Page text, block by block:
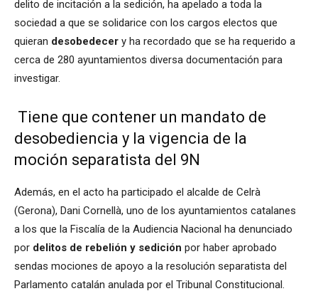
delito de incitación a la sedición, ha apelado a toda la
sociedad a que se solidarice con los cargos electos que
quieran desobedecer y ha recordado que se ha requerido a
cerca de 280 ayuntamientos diversa documentación para
investigar.
Tiene que contener un mandato de
desobediencia y la vigencia de la
moción separatista del 9N
Además, en el acto ha participado el alcalde de Celrà
(Gerona), Dani Cornellà, uno de los ayuntamientos catalanes
a los que la Fiscalía de la Audiencia Nacional ha denunciado
por delitos de rebelión y sedición por haber aprobado
sendas mociones de apoyo a la resolución separatista del
Parlamento catalán anulada por el Tribunal Constitucional.